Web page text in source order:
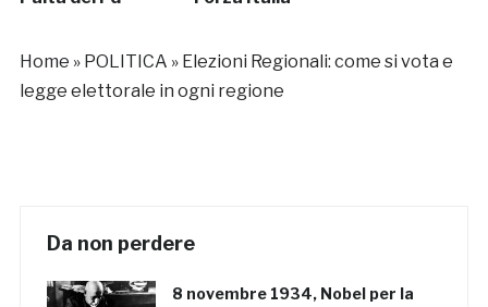
Home » POLITICA » Elezioni Regionali: come si vota e
legge elettorale in ogni regione
Da non perdere
8 novembre 1934, Nobel per la